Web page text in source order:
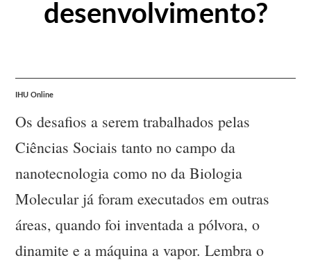
desenvolvimento?
IHU Online
Os desafios a serem trabalhados pelas
Ciências Sociais tanto no campo da
nanotecnologia como no da Biologia
Molecular já foram executados em outras
áreas, quando foi inventada a pólvora, o
dinamite e a máquina a vapor. Lembra o